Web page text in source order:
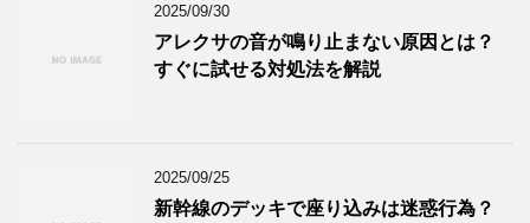
2025/09/30
アレクサの音が鳴り止まない原因とは？
すぐに試せる対処法を解説
2025/09/25
新幹線のデッキで座り込みは迷惑行為？